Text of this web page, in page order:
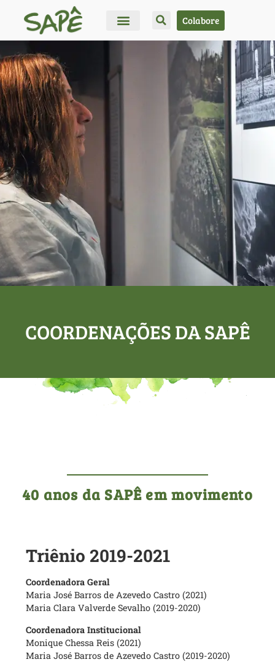
Colabore
COORDENAÇÕES DASAPÊ
40 anos da SAPÊ em movimento
Triênio 2019-2021
Coordenadora Geral
Maria José Barros de Azevedo Castro (2021)
Maria Clara Valverde Sevalho (2019-2020)
Coordenadora Institucional
Monique Chessa Reis (2021)
Maria José Barros de Azevedo Castro (2019-2020)